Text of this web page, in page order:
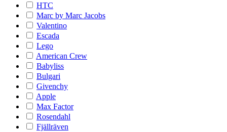
HTC
Marc by Marc Jacobs
Valentino
Escada
Lego
American Crew
Babyliss
Bulgari
Givenchy
Apple
Max Factor
Rosendahl
Fjällräven